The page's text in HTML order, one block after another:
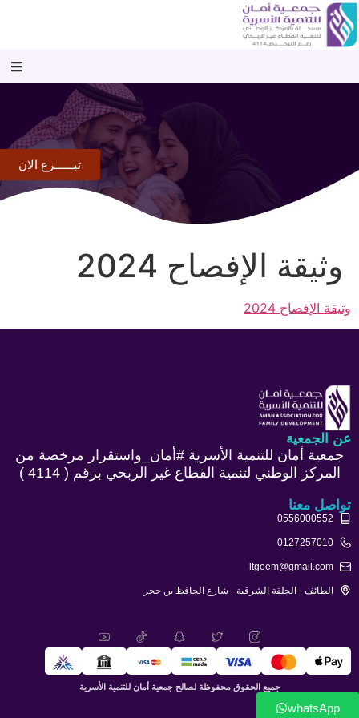
تبــــــرع الان
whatsApp
وثيقة الإفصاح 2024
وثيقة الإفصاح 2024
عن الجمعية
جمعية أمان للتنمية الأسرية #أمان_واستقرار مرخصة من
المركز الوطني لتنمية القطاع غير الربحي برقم ( 4114 )
تواصل معنا
0556000552
0127257010
ltgeem@gmail.com
الطائف - الحلقة الشرقية - شارع الحافظ بن حجر
جميع الحقوق محفوظة لصالح جمعية أمان للتنمية الأسرية